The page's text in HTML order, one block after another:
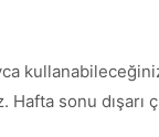
sonu dışarı